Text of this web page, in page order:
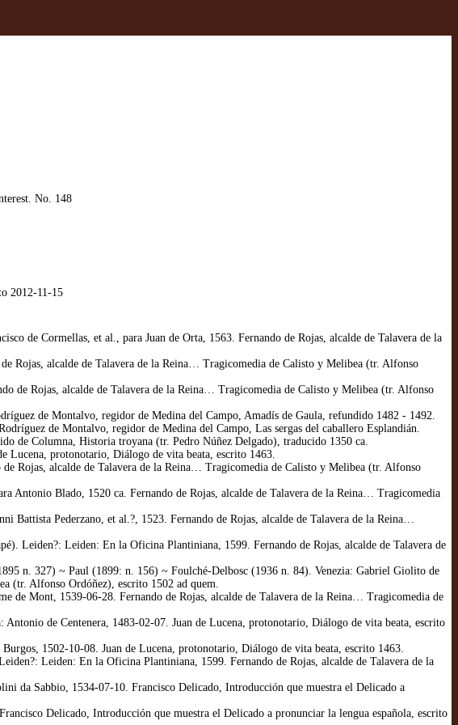
No. 148
2012-11-15
de Cormellas, et al., para Juan de Orta, 1563. Fernando de Rojas, alcalde de Talavera de la
Rojas, alcalde de Talavera de la Reina… Tragicomedia de Calisto y Melibea (tr. Alfonso
de Rojas, alcalde de Talavera de la Reina… Tragicomedia de Calisto y Melibea (tr. Alfonso
de Montalvo, regidor de Medina del Campo, Amadís de Gaula, refundido 1482 - 1492.
de Montalvo, regidor de Medina del Campo, Las sergas del caballero Esplandián.
de Columna, Historia troyana (tr. Pedro Núñez Delgado), traducido 1350 ca.
protonotario, Diálogo de vita beata, escrito 1463.
Rojas, alcalde de Talavera de la Reina… Tragicomedia de Calisto y Melibea (tr. Alfonso
Blado, 1520 ca. Fernando de Rojas, alcalde de Talavera de la Reina… Tragicomedia
Battista Pederzano, et al.?, 1523. Fernando de Rojas, alcalde de Talavera de la Reina…
Leiden?: Leiden: En la Oficina Plantiniana, 1599. Fernando de Rojas, alcalde de Talavera de
n. 327) ~ Paul (1899: n. 156) ~ Foulché-Delbosc (1936 n. 84). Venezia: Gabriel Giolito de
(tr. Alfonso Ordóñez), escrito 1502 ad quem.
de Mont, 1539-06-28. Fernando de Rojas, alcalde de Talavera de la Reina… Tragicomedia de
de Centenera, 1483-02-07. Juan de Lucena, protonotario, Diálogo de vita beata, escrito
1502-10-08. Juan de Lucena, protonotario, Diálogo de vita beata, escrito 1463.
Leiden: En la Oficina Plantiniana, 1599. Fernando de Rojas, alcalde de Talavera de la
da Sabbio, 1534-07-10. Francisco Delicado, Introducción que muestra el Delicado a
Delicado, Introducción que muestra el Delicado a pronunciar la lengua española, escrito